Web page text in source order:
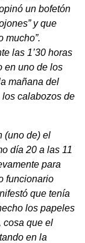
un bofetón
y que
mucho”.
las 1’30 horas
en uno de los
mañana del
calabozos de
(uno de) el
día 20 a las 11
para
funcionario
que tenía
los papeles
cosa que el
en la